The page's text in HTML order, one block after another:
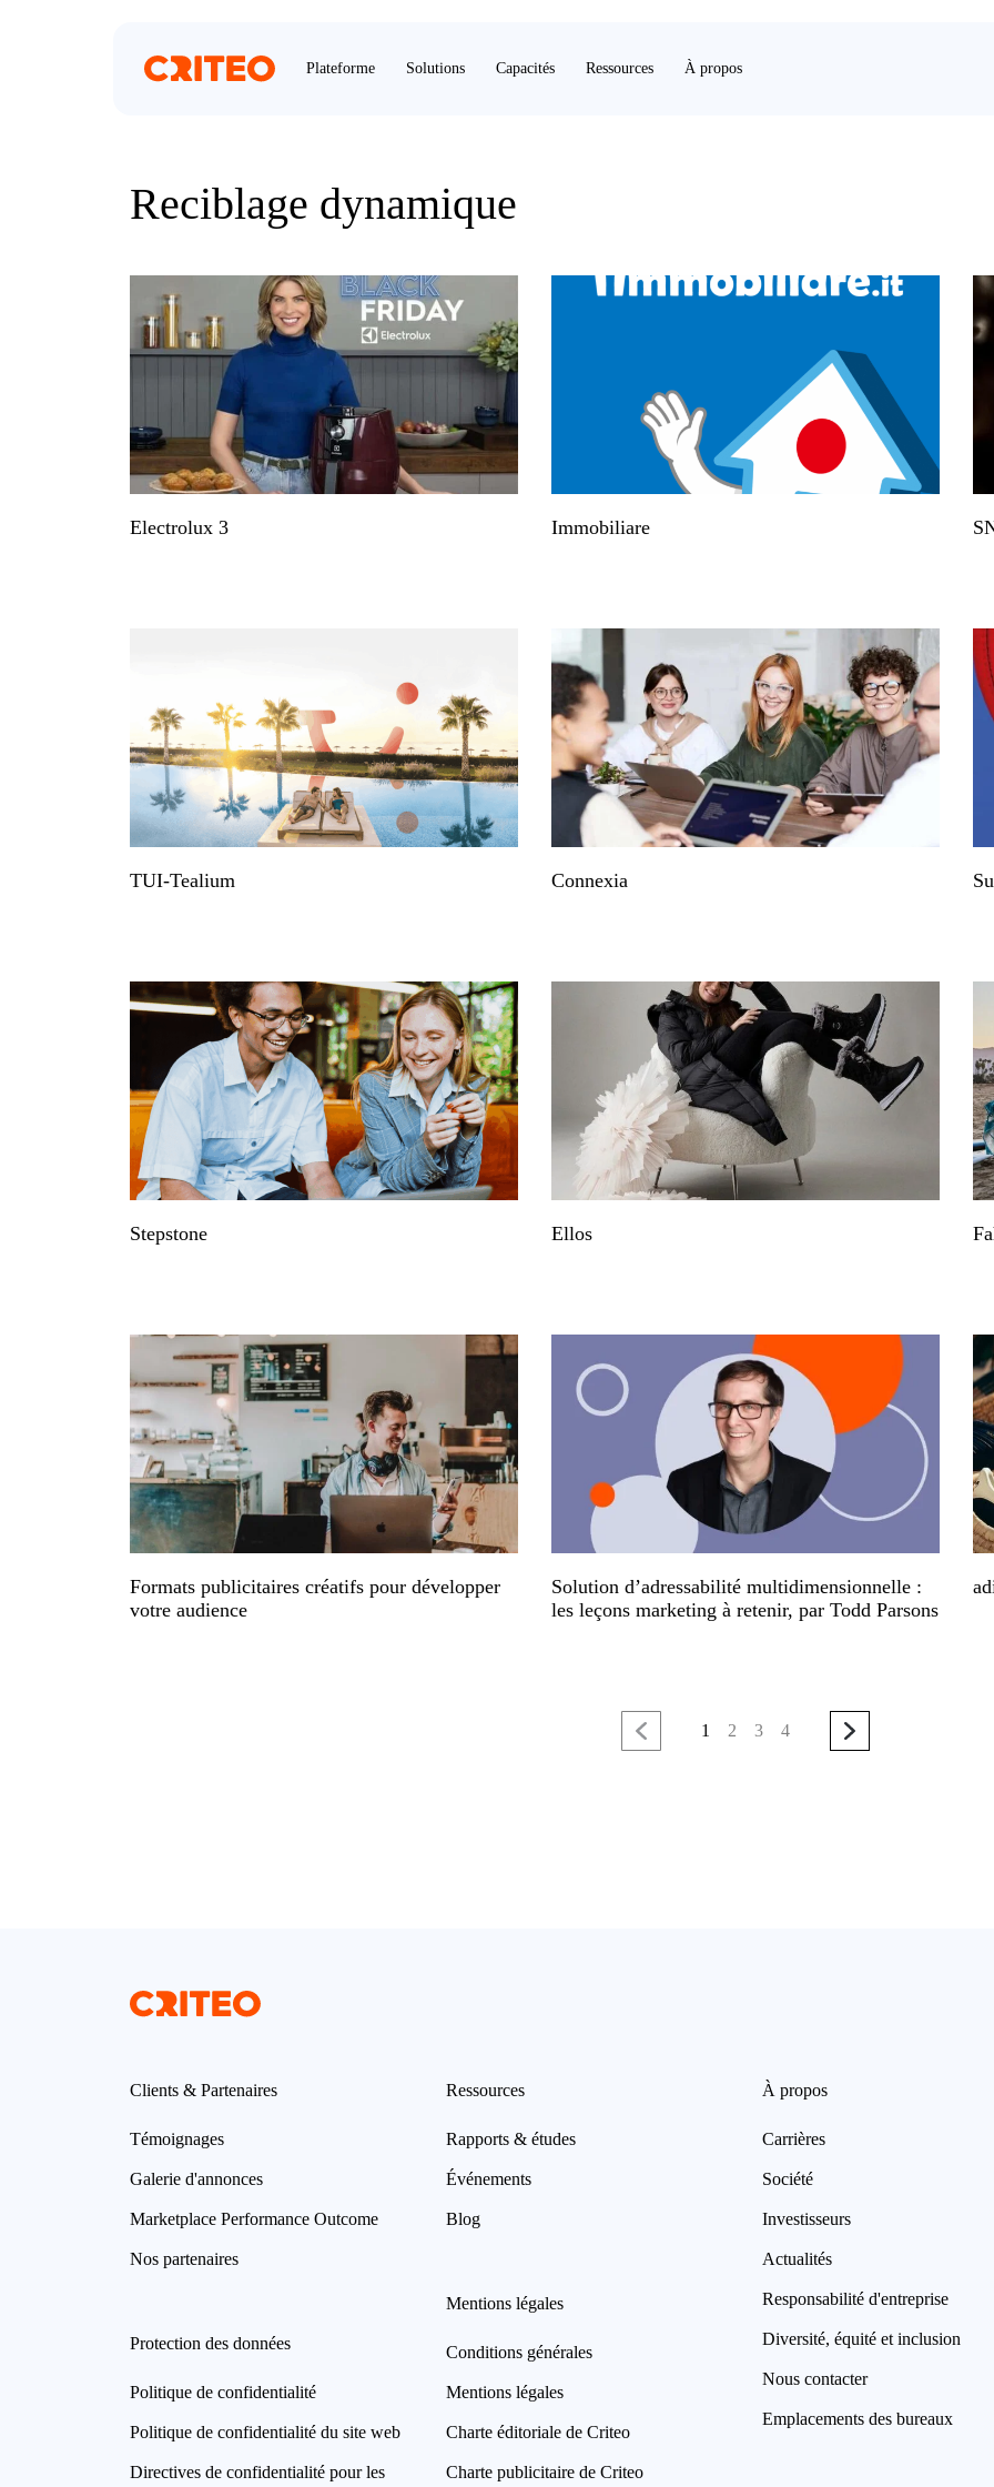
Plateforme Solutions Capacités Ressources À propos
Reciblage dynamique
Electrolux 3 Immobiliare
TUI-Tealium Connexia
Stepstone Ellos
Formats publicitaires créatifs pour développer
votre audience
Solution d’adressabilité multidimensionnelle :
les leçons marketing à retenir, par Todd Parsons
1 2 3 4
Clients & Partenaires
Témoignages
Galerie d'annonces
Marketplace Performance Outcome
Nos partenaires
Protection des données
Politique de confidentialité
Politique de confidentialité du site web
Directives de confidentialité pour les
Ressources
Rapports & études
Événements
Blog
Mentions légales
Conditions générales
Mentions légales
Charte éditoriale de Criteo
Charte publicitaire de Criteo
À propos
Carrières
Société
Investisseurs
Actualités
Responsabilité d'entreprise
Diversité, équité et inclusion
Nous contacter
Emplacements des bureaux